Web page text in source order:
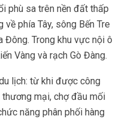
phù sa trên nền đất thấp
phía Tây, sông Bến Tre
Đông. Trong khu vực nội ô
Vàng và rạch Gò Đàng.
lịch: từ khi được công
thương mại, chợ đầu mối
năng phân phối hàng